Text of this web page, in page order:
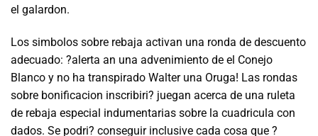
el galardon.
Los simbolos sobre rebaja activan una ronda de descuento
adecuado: ?alerta an una advenimiento de el Conejo
Blanco y no ha transpirado Walter una Oruga! Las rondas
sobre bonificacion inscribiri? juegan acerca de una ruleta
de rebaja especial indumentarias sobre la cuadricula con
dados. Se podri? conseguir inclusive cada cosa que ?